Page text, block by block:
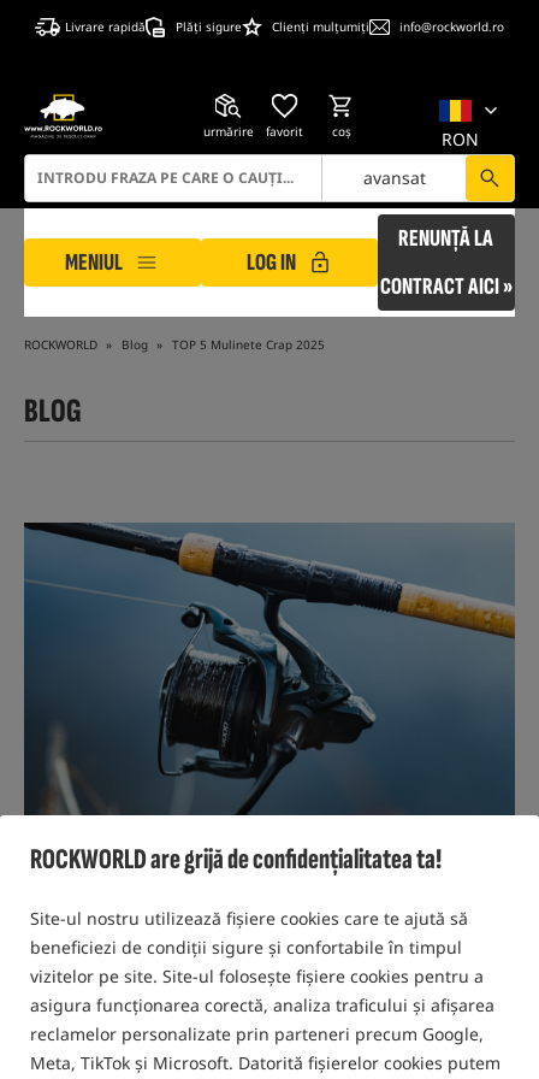
ROCKWORLD are grijă de confidențialitatea ta!
Site-ul nostru utilizează fișiere cookies care te ajută să
beneficiezi de condiții sigure și confortabile în timpul
vizitelor pe site. Site-ul folosește fișiere cookies pentru a
asigura funcționarea corectă, analiza traficului și afișarea
reclamelor personalizate prin parteneri precum Google,
Meta, TikTok și Microsoft. Datorită fișierelor cookies putem
Livrare rapidă Plăți sigure Clienți mulțumiți info@rockworld.ro
RON
urmărire favorit coş
avansat
MENIUL LOG IN
RENUNȚĂ LA
CONTRACT AICI »
ROCKWORLD Blog TOP 5 Mulinete Crap 2025
BLOG
08 OCTOMBRIE 2024 R. ADAM SKRZYPEK
TOP 5 Mulinete Crap 2025